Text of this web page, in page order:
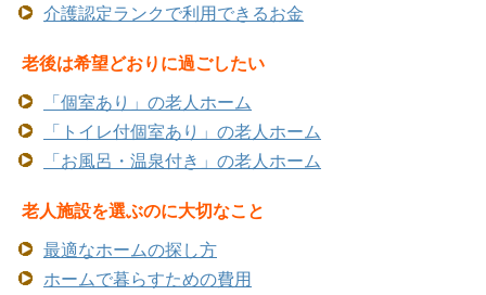
介護認定ランクで利用できるお金
老後は希望どおりに過ごしたい
「個室あり」の老人ホーム
「トイレ付個室あり」の老人ホーム
「お風呂・温泉付き」の老人ホーム
老人施設を選ぶのに大切なこと
最適なホームの探し方
ホームで暮らすための費用